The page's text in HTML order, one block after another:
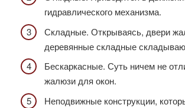
гидравлического механизма.
Складные. Открываясь, двери
деревянные складные
Бескаркасные. Суть ничем не
жалюзи для окон.
Неподвижные конструкции,